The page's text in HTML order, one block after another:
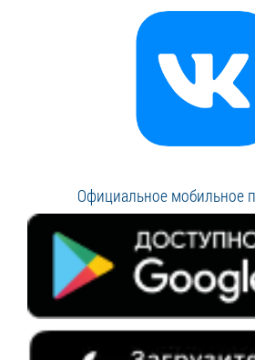
Официальное мобильное